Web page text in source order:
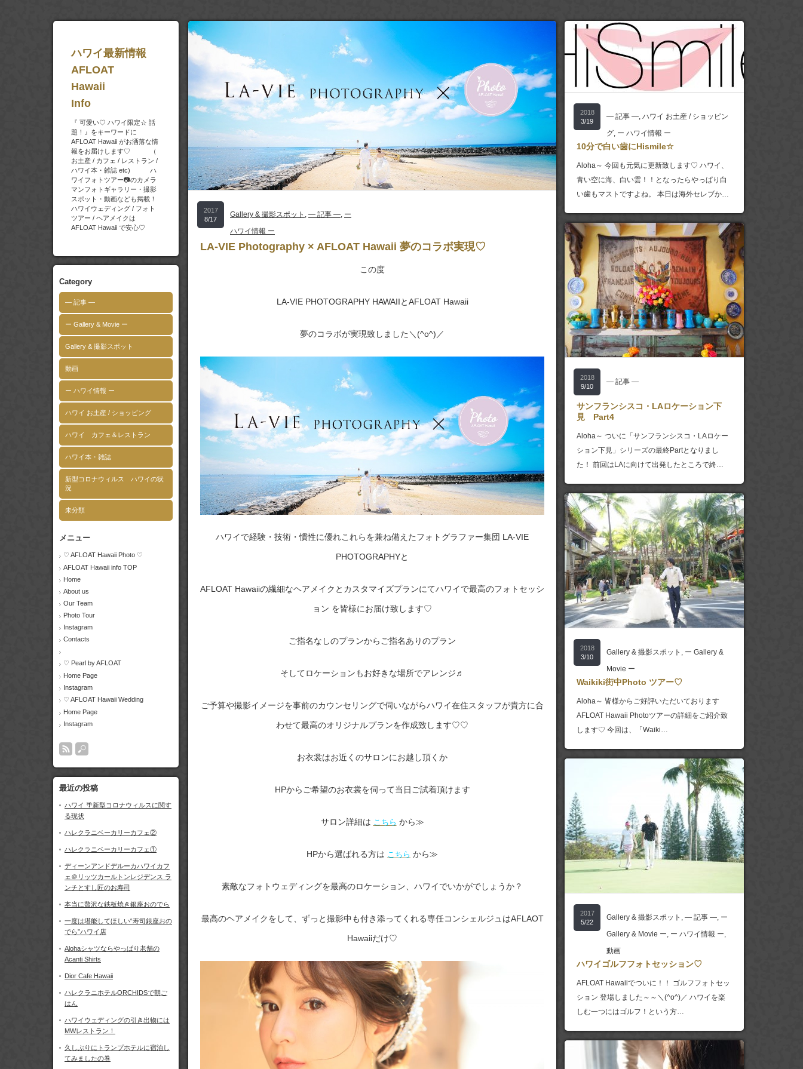
ハワイ最新情報
AFLOAT
Hawaii
Info
『 可愛い♡ ハワイ限定☆ 話
題！』をキーワードに
AFLOAT Hawaii がお洒落な情
報をお届けします♡ （
お土産 / カフェ / レストラン /
ハワイ本・雑誌 etc) ハ
ワイフォトツアー📷のカメラ
マンフォトギャラリー・撮影
スポット・動画なども掲載！
ハワイウェディング / フォト
ツアー / ヘアメイクは
AFLOAT Hawaii で安心♡
Category
― 記事 ―
ー Gallery & Movie ー
Gallery & 撮影スポット
動画
ー ハワイ情報 ー
ハワイ お土産 / ショッピング
ハワイ カフェ＆レストラン
ハワイ本・雑誌
新型コロナウィルス ハワイの状
況
未分類
メニュー
♡ AFLOAT Hawaii Photo ♡
AFLOAT Hawaii info TOP
Home
About us
Our Team
Photo Tour
Instagram
Contacts
♡ Pearl by AFLOAT
Home Page
Instagram
♡ AFLOAT Hawaii Wedding
Home Page
Instagram
最近の投稿
ハワイ 🌴新型コロナウィルスに関す
る現状
ハレクラニベーカリーカフェ②
ハレクラニベーカリーカフェ①
ディーンアンドデルーカハワイカフ
ェ＠リッツカールトンレジデンス ラ
ンチとすし匠のお寿司
本当に贅沢な鉄板焼き銀座おのでら
一度は堪能してほしい“寿司銀座おの
でら”ハワイ店
Alohaシャツならやっぱり老舗の
Acanti Shirts
Dior Cafe Hawaii
ハレクラニホテルORCHIDSで朝ご
はん
ハワイウェディングの引き出物には
MWレストラン！
久しぶりにトランプホテルに宿泊し
てみましたの巻
2017
8/17
Gallery & 撮影スポット , ― 記事 ―, ー
ハワイ情報 ー
LA-VIE Photography × AFLOAT Hawaii 夢のコラボ実現♡
この度
LA-VIE PHOTOGRAPHY HAWAIIとAFLOAT Hawaii
夢のコラボが実現致しました＼(^o^)／
ハワイで経験・技術・慣性に優れこれらを兼ね備えたフォトグラファー集団 LA-VIE
PHOTOGRAPHYと
AFLOAT Hawaiiの繊細なヘアメイクとカスタマイズプランにてハワイで最高のフォトセッシ
ョン を皆様にお届け致します♡
ご指名なしのプランからご指名ありのプラン
そしてロケーションもお好きな場所でアレンジ♬
ご予算や撮影イメージを事前のカウンセリングで伺いながらハワイ在住スタッフが貴方に合
わせて最高のオリジナルプランを作成致します♡♡
お衣裳はお近くのサロンにお越し頂くか
HPからご希望のお衣裳を伺って当日ご試着頂けます
サロン詳細は こちら から≫
HPから選ばれる方は こちら から≫
素敵なフォトウェディングを最高のロケーション、ハワイでいかがでしょうか？
最高のヘアメイクをして、ずっと撮影中も付き添ってくれる専任コンシェルジュはAFLAOT
Hawaiiだけ♡
2018
3/19
― 記事 ―, ハワイ お土産 / ショッピン
グ, ー ハワイ情報 ー
10分で白い歯にHismile☆
Aloha～ 今回も元気に更新致します♡ ハワイ、
青い空に海、白い雲！！となったらやっぱり白
い歯もマストですよね。 本日は海外セレブか…
2018
9/10
― 記事 ―
サンフランシスコ・LAロケーション下
見 Part4
Aloha～ ついに「サンフランシスコ・LAロケー
ション下見」シリーズの最終Partとなりまし
た！ 前回はLAに向けて出発したところで終…
2018
3/10
Gallery & 撮影スポット , ー Gallery &
Movie ー
Waikiki街中Photo ツアー♡
Aloha～ 皆様からご好評いただいております
AFLOAT Hawaii Photoツアーの詳細をご紹介致
します♡ 今回は、「Waiki…
2017
5/22
Gallery & 撮影スポット , ― 記事 ―, ー
Gallery & Movie ー, ー ハワイ情報 ー,
動画
ハワイゴルフフォトセッション♡
AFLOAT Hawaiiでついに！！ ゴルフフォトセッ
ション 登場しました～～＼(^o^)／ ハワイを楽
しむ一つにはゴルフ！という方…